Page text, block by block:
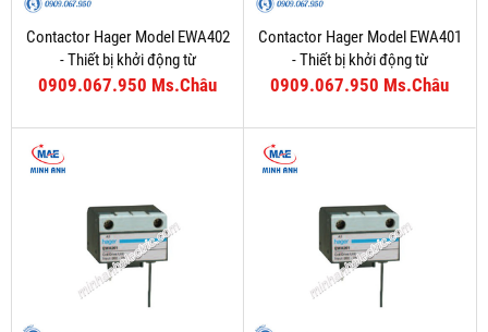
Contactor Hager Model EWA402
- Thiết bị khởi động từ
0909.067.950 Ms.Châu
Contactor Hager Model EWA401
- Thiết bị khởi động từ
0909.067.950 Ms.Châu